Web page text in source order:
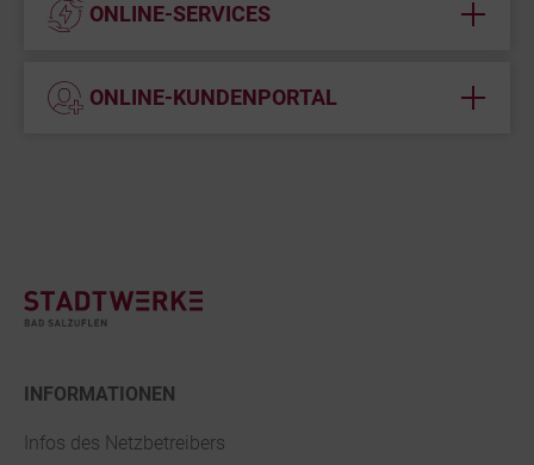
ONLINE-SERVICES
ONLINE-KUNDENPORTAL
INFORMATIONEN
Infos des Netzbetreibers